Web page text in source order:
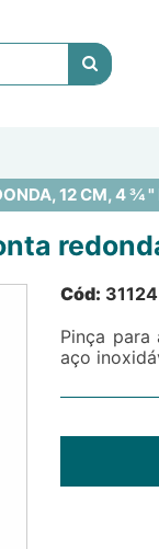
12 CM, 4 ¾
Cód: 31124
Pinça
aço